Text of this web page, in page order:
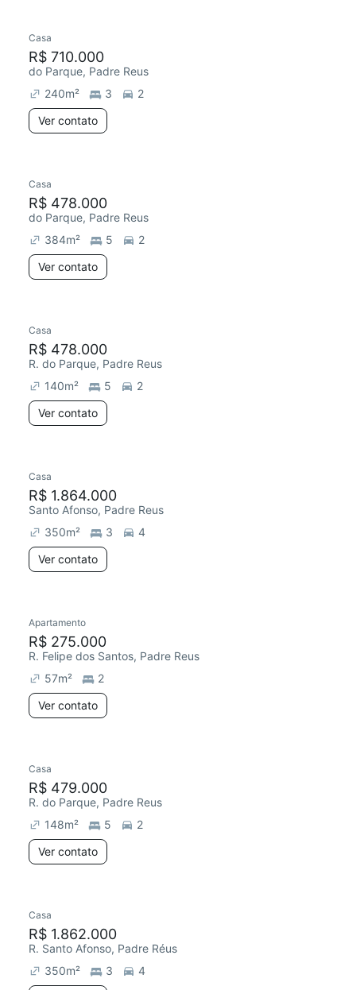
Chegou este mês
Casa
R$ 710.000
do Parque, Padre Reus
240m² 3
2
Ver contato
Chegou este mês
Casa
R$ 478.000
do Parque, Padre Reus
384m² 5
2
Ver contato
Chegou este mês
Casa
R$ 478.000
R. do Parque, Padre Reus
140m² 5
2
Ver contato
Chegou este mês
Casa
R$ 1.864.000
Santo Afonso, Padre Reus
350m² 3
4
Ver contato
Chegou este mês
Apartamento
R$ 275.000
R. Felipe dos Santos, Padre Reus
57m²
2
Ver contato
Chegou este mês
Casa
R$ 479.000
R. do Parque, Padre Reus
148m² 5
2
Ver contato
Casa
R$ 1.862.000
R. Santo Afonso, Padre Réus
350m² 3
4